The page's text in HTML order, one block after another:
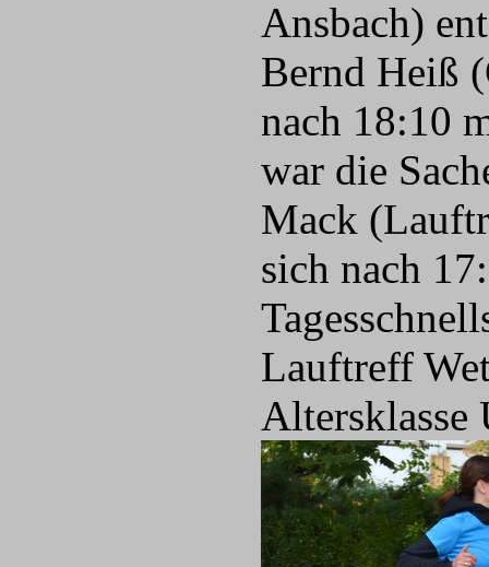
Ansbach)
Bernd Heiß
nach 18:10
war die
Mack
sich nach
Lauftreff
Altersklasse